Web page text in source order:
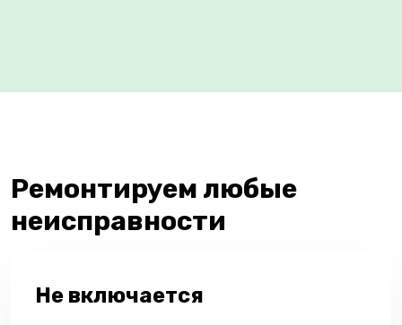
Ремонтируем любые
неисправности
Не включается